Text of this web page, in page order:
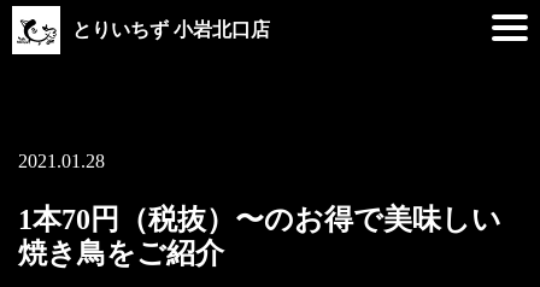
とりいちず 小岩北口店
2021.01.28
1本70円（税抜）〜のお得で美味しい
焼き鳥をご紹介